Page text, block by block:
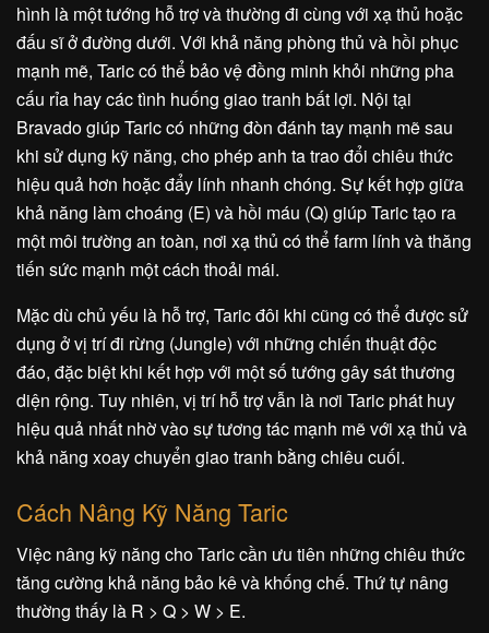
hình là một tướng hỗ trợ và thường đi cùng với xạ thủ hoặc
đấu sĩ ở đường dưới. Với khả năng phòng thủ và hồi phục
mạnh mẽ, Taric có thể bảo vệ đồng minh khỏi những pha
cấu rỉa hay các tình huống giao tranh bất lợi. Nội tại
Bravado giúp Taric có những đòn đánh tay mạnh mẽ sau
khi sử dụng kỹ năng, cho phép anh ta trao đổi chiêu thức
hiệu quả hơn hoặc đẩy lính nhanh chóng. Sự kết hợp giữa
khả năng làm choáng (E) và hồi máu (Q) giúp Taric tạo ra
một môi trường an toàn, nơi xạ thủ có thể farm lính và thăng
tiến sức mạnh một cách thoải mái.
Mặc dù chủ yếu là hỗ trợ, Taric đôi khi cũng có thể được sử
dụng ở vị trí đi rừng (Jungle) với những chiến thuật độc
đáo, đặc biệt khi kết hợp với một số tướng gây sát thương
diện rộng. Tuy nhiên, vị trí hỗ trợ vẫn là nơi Taric phát huy
hiệu quả nhất nhờ vào sự tương tác mạnh mẽ với xạ thủ và
khả năng xoay chuyển giao tranh bằng chiêu cuối.
Cách Nâng Kỹ Năng Taric
Việc nâng kỹ năng cho Taric cần ưu tiên những chiêu thức
tăng cường khả năng bảo kê và khống chế. Thứ tự nâng
thường thấy là R > Q > W > E.